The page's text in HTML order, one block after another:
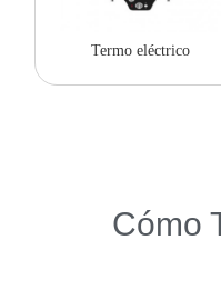
Termo eléctrico
Cómo